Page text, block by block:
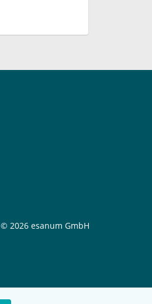
© 2026 esanum GmbH